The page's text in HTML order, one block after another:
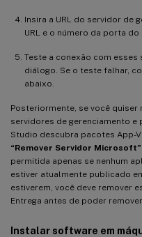
Insira a URL do servidor de
URL e o número da porta
Teste a conexão com
diálogo. Se o teste falhar,
abaixo.
Posteriormente, se você
servidores de gerenciamento e
Studio descubra pacotes App-
“Remover Servidor Microsoft”
permitida apenas se nenhum
estiver atualmente publicado
estiverem, você deve remover
Entrega antes de poder
Instalar software em